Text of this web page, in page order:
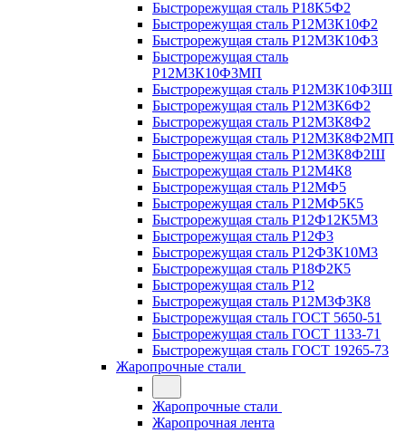
Быстрорежущая сталь Р18К5Ф2
Быстрорежущая сталь Р12М3К10Ф2
Быстрорежущая сталь Р12М3К10Ф3
Быстрорежущая сталь
Р12М3К10Ф3МП
Быстрорежущая сталь Р12М3К10Ф3Ш
Быстрорежущая сталь Р12М3К6Ф2
Быстрорежущая сталь Р12М3К8Ф2
Быстрорежущая сталь Р12М3К8Ф2МП
Быстрорежущая сталь Р12М3К8Ф2Ш
Быстрорежущая сталь Р12М4К8
Быстрорежущая сталь Р12МФ5
Быстрорежущая сталь Р12МФ5К5
Быстрорежущая сталь Р12Ф12К5М3
Быстрорежущая сталь Р12Ф3
Быстрорежущая сталь Р12Ф3К10М3
Быстрорежущая сталь Р18Ф2К5
Быстрорежущая сталь Р12
Быстрорежущая сталь Р12М3Ф3К8
Быстрорежущая сталь ГОСТ 5650-51
Быстрорежущая сталь ГОСТ 1133-71
Быстрорежущая сталь ГОСТ 19265-73
Жаропрочные стали
Жаропрочные стали
Жаропрочная лента